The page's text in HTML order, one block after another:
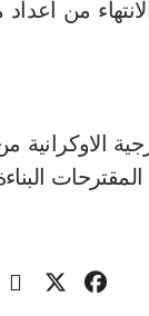
من
الاوكرانية